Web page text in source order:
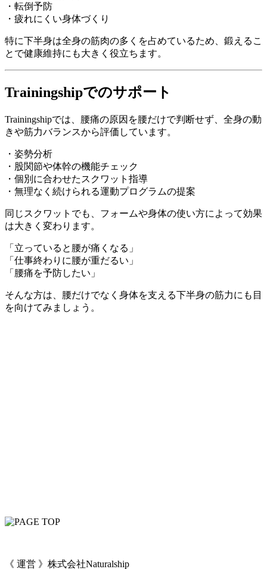
・転倒予防
・疲れにくい身体づくり
特に下半身は全身の筋肉の多くを占めているため、鍛えるこ
とで健康維持にも大きく役立ちます。
Trainingshipでのサポート
Trainingshipでは、腰痛の原因を腰だけで判断せず、全身の動
きや筋力バランスから評価しています。
・姿勢分析
・股関節や体幹の機能チェック
・個別に合わせたスクワット指導
・無理なく続けられる運動プログラムの提案
同じスクワットでも、フォームや身体の使い方によって効果
は大きく変わります。
「立っていると腰が痛くなる」
「仕事終わりに腰が重だるい」
「腰痛を予防したい」
そんな方は、腰だけでなく身体を支える下半身の筋力にも目
を向けてみましょう。
《 運営 》株式会社Naturalship